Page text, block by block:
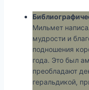
Мильмет
мудрости и
подношения
года. Это был
преобладают
геральдикой,